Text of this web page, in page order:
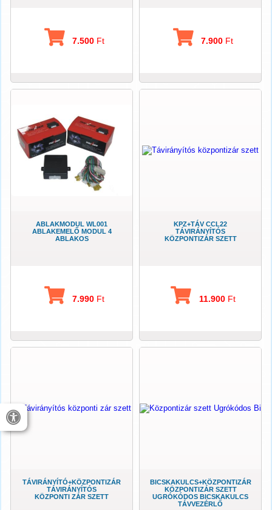
7.500 Ft 7.900 Ft
ABLAKMODUL WL001
ABLAKEMELŐ MODUL 4
ABLAKOS
7.990 Ft
KPZ+TÁV CCL22
TÁVIRÁNYÍTÓS
KÖZPONTIZÁR SZETT
11.900Ft
TÁVIRÁNYÍTÓ+KÖZPONTIZÁR
TÁVIRÁNYÍTÓS
KÖZPONTI ZÁR SZETT
BICSKAKULCS+KÖZPONTIZÁR
KÖZPONTIZÁR SZETT
UGRÓKÓDOS BICSKAKULCS
TÁVVEZÉRLŐ